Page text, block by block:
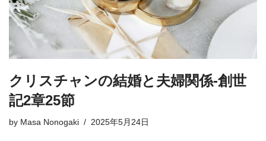
クリスチャンの結婚と夫婦関係-創世
記2章25節
by Masa Nonogaki 2025年5月24日